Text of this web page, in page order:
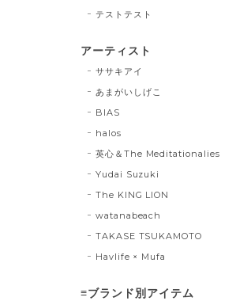
テストテスト
アーティスト
ササキアイ
あまがいしげこ
BIAS
halos
英心＆The Meditationalies
Yudai Suzuki
The KING LION
watanabeach
TAKASE TSUKAMOTO
Havlife × Mufa
≡ブランド別アイテム